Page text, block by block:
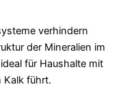
verhindern
der Mineralien im
für Haushalte mit
Kalk führt.